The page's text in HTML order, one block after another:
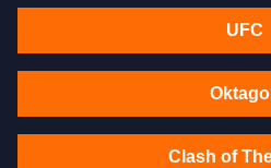
UFC
Clash of